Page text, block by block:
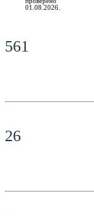
01.08.2026.
561
26